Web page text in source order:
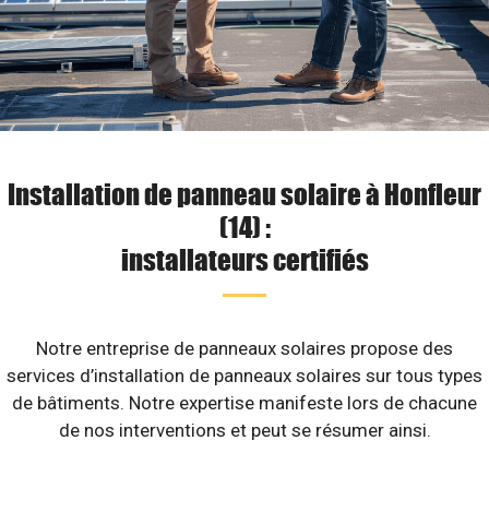
Installation de panneau solaire à Honfleur
(14) :
installateurs certifiés
Notre entreprise de panneaux solaires propose des
services d’installation de panneaux solaires sur tous types
de bâtiments. Notre expertise manifeste lors de chacune
de nos interventions et peut se résumer ainsi.